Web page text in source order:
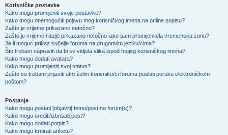
Korisničke postavke
Kako mogu promijeniti svoje postavke?
Kako mogu onemogućiti pojavu mog korisničkog imena na online popisu?
Zašto je vrijeme prikazano netočno?
Zašto je vrijeme i dalje prikazano netočno iako sam promijenio/la vremensku zonu?
Je li moguć prikaz sučelja foruma na drugom/im jeziku/cima?
Što trebam napraviti da bi se vidjela slika ispod mojeg korisničkog imena?
Kako mogu dodati avatara?
Kako mogu promijeniti svoj status?
Zašto se trebam prijaviti ako želim korisniku/ci foruma poslati poruku elektroničkom
poštom?
Postanje
Kako mogu postati [objaviti] temu/post na forum(u)?
Kako mogu urediti/izbrisati post?
Kako mogu dodati potpis?
Kako mogu kreirati anketu?